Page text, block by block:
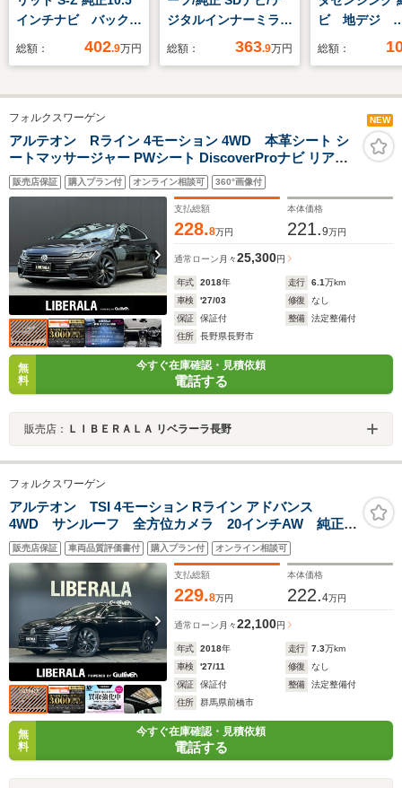
インチナビ バックカ
メラ 14型後席モニ
ンス レーダークルー
ズ 禁煙車 シートヒ
ーター クリアランス
ソナー スマートキ
ー LEDヘッド ETC
総額： 402.9万円
ジタルインナーミラ
ー/衝突安全装置/シー
支援システム/シート
スト 自動操舵/電動バ
ックドア
総額： 363.9万円
ビ 地デジ
Bluetooh バ
ドア スマー
LEDライト
ダプティブク
ントロール
ルミ 禁煙車
総額：
フォルクスワーゲン NEW
アルテオン Rライン 4モーション 4WD 本革シート シ
ートマッサージャー PWシート DiscoverProナビ リアビ
ューカメラ CarPlay対応 ヘッドアップディスプレイ デジ
タルメータークラスター PWバックドア LEDヘッドライ
ト ACC LKA ブラインドスポット ETC
販売店保証 購入プラン付 オンライン相談可 360°画像付
支払総額
228.8万円
本体価格
221.9万円
通常ローン 月々25,300円
年式 2018年 走行 6.1万km
車検
'27/03 修復
なし
保証
保証付 整備
法定整備付
住所
長野県長野市
無
料
今すぐ在庫確認・見積依頼
電話する
販売店： ＬＩＢＥＲＡＬＡ リベラーラ長野
フォルクスワーゲン
アルテオン TSI 4モーション Rライン アドバンス
4WD サンルーフ 全方位カメラ 20インチAW 純正ナ
ビ 黒革シート パワーシート 全席シートヒーター
ETC2.0 ACC 衝突軽減ブレーキ スマートキー ヘッ
ドアップディスプレイ
販売店保証 車両品質評価書付 購入プラン付 オンライン相談可
支払総額
229.8万円
本体価格
222.4万円
通常ローン 月々22,100円
年式 2018年 走行 7.3万km
車検
'27/11 修復
なし
保証
保証付 整備
法定整備付
住所
群馬県前橋市
無
料
今すぐ在庫確認・見積依頼
電話する